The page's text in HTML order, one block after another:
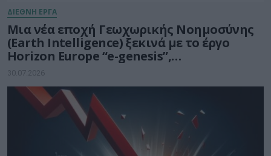
ΔΙΕΘΝΗ ΕΡΓΑ
Μια νέα εποχή Γεωχωρικής Νοημοσύνης
(Earth Intelligence) ξεκινά με το έργο
Horizon Europe “e-genesis”,
προϋπολογισμού 7,5 εκατ. ευρώ
30.07.2026